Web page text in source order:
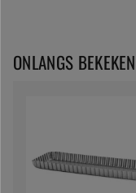
ONLANGS BEKEKEN